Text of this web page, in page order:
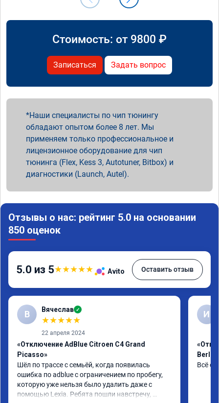
Стоимость: от 9800 ₽
Записаться Задать вопрос
Наши специалисты по чип тюнингу
обладают опытом более 8 лет. Мы
применяем только профессиональное и
лицензионное оборудование для чип
тюнинга (Flex, Kess 3, Autotuner, Bitbox) и
диагностики (Launch, Autel).
Отзывы о нас: рейтинг 5.0 на основании
850 оценок
5.0 из 5★★★★★ Avito Оставить отзыв
В Вячеслав ✓
★★★★★
22 апреля 2024
«Отключение AdBlue Citroen C4 Grand
Picasso»
Шёл по трассе с семьёй, когда появилась
ошибка по adblue с ограничением по пробегу,
которую уже нельзя было удалить даже с
помощью Lexia. Ребята пошли навстречу,
И
Всё